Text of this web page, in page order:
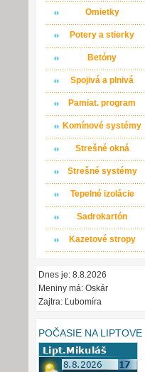
Omietky
Potery a stierky
Betóny
Spojivá a plnivá
Pamiat. program
Komínové systémy
Strešné okná
Strešné systémy
Tepelné izolácie
Sadrokartón
Kazetové stropy
Dnes je: 8.8.2026
Meniny má: Oskár
Zajtra: Ľubomíra
POČASIE NA LIPTOVE